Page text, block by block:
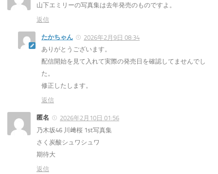
山下エミリーの写真集は去年発売のものですよ。
返信
たかちゃん
2026年2月9日 08:34
ありがとうございます。
配信開始を見て入れて実際の発売日を確認してませんでし
た。
修正したします。
返信
匿名
2026年2月10日 01:56
乃木坂46 川﨑桜 1st写真集
さく炭酸シュワシュワ
期待大
返信